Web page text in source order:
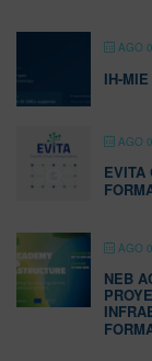
AGO
IH-
AGO
EVITA
AGO
NEB